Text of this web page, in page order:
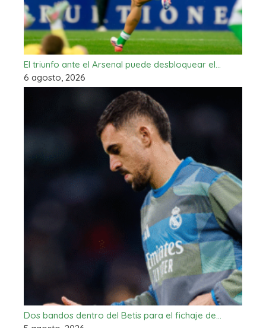
El triunfo ante el Arsenal puede desbloquear el…
6 agosto, 2026
Dos bandos dentro del Betis para el fichaje de…